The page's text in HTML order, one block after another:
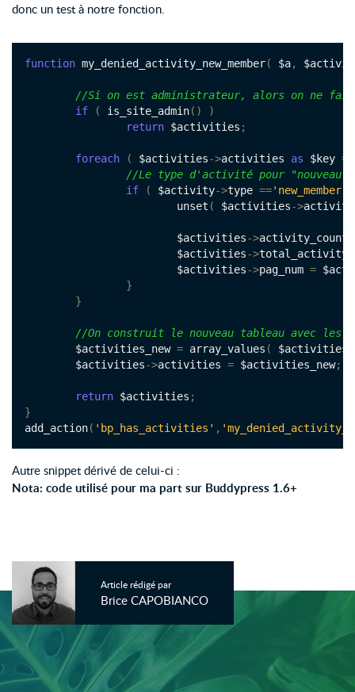
donc un test à notre fonction.
function my_denied_activity_new_member( $a,
//Si on est administrateur, alors on ne
if
( is_site_admin()
)
return $activities ;
foreach ( $activities->activities as $key =>
//Le type d'activité pour "nouveau
if
( $activity->type =='new_member'
			unset
( $activities->
			$activities
->activity_count
			$activities
->
			$activities
->pag_num =
}
}
//On construit le nouveau tableau avec les
	$activities_new
= array_values ( $activities
	$activities
->activities = $activities_new;
return $activities ;
}
add_action( 'bp_has_activities' ,
Autre snippet dérivé de celui-ci :
Nota: code utilisé pour ma part sur Buddypress 1.6+
Article rédigé par
Brice CAPOBIANCO